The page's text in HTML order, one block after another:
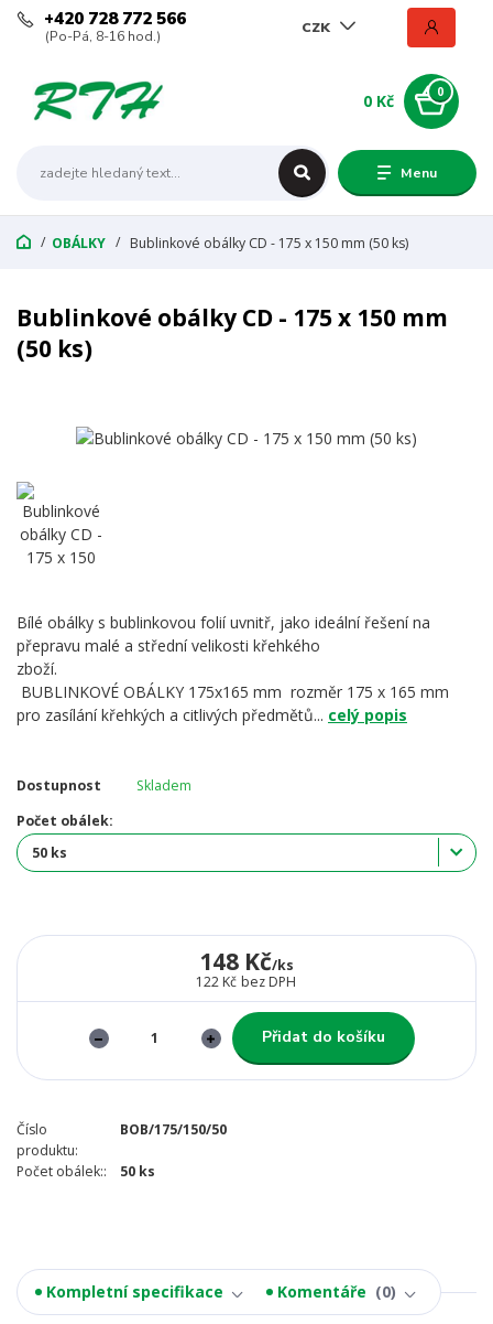
Menu
CZK
+420 728 772 566
(Po-Pá, 8-16 hod.)
0
0 Kč
OBÁLKY Bublinkové obálky CD - 175 x 150 mm (50 ks)
Bublinkové obálky CD - 175 x 150 mm
(50 ks)
Bílé obálky s bublinkovou folií uvnitř, jako ideální řešení na
přepravu malé a střední velikosti křehkého
zboží.
BUBLINKOVÉ OBÁLKY 175x165 mm rozměr 175 x 165 mm
pro zasílání křehkých a citlivých předmětů... celý popis
Dostupnost
Skladem
Počet obálek:
148 Kč/ks
122 Kč bez DPH
Přidat do košíku
Číslo
produktu:
BOB/175/150/50
Počet obálek:: 50 ks
Kompletní specifikace Komentáře 0